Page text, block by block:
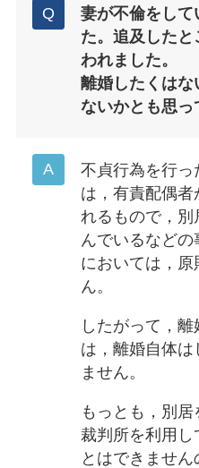
妻が不倫をして
た。追及した
われました。
離婚したくはな
ないかとも思っ
不貞行為を行っ
は，有責配偶
れるもので，別
んでいるなどの
においては，
ん。
したがって，
は，離婚自体
ません。
もっとも，別居
裁判所を利用し
とはできません